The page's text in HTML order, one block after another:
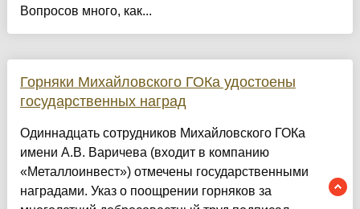
Вопросов много, как...
Горняки Михайловского ГОКа удостоены
государственных наград
Одиннадцать сотрудников Михайловского ГОКа
имени А.В. Варичева (входит в компанию
«Металлоинвест») отмечены государственными
наградами. Указ о поощрении горняков за